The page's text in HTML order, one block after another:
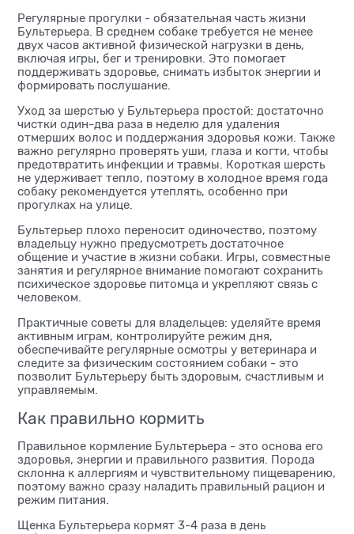
Регулярные прогулки - обязательная часть жизни
Бультерьера. В среднем собаке требуется не менее
двух часов активной физической нагрузки в день,
включая игры, бег и тренировки. Это помогает
поддерживать здоровье, снимать избыток энергии и
формировать послушание.
Уход за шерстью у Бультерьера простой: достаточно
чистки один-два раза в неделю для удаления
отмерших волос и поддержания здоровья кожи. Также
важно регулярно проверять уши, глаза и когти, чтобы
предотвратить инфекции и травмы. Короткая шерсть
не удерживает тепло, поэтому в холодное время года
собаку рекомендуется утеплять, особенно при
прогулках на улице.
Бультерьер плохо переносит одиночество, поэтому
владельцу нужно предусмотреть достаточное
общение и участие в жизни собаки. Игры, совместные
занятия и регулярное внимание помогают сохранить
психическое здоровье питомца и укрепляют связь с
человеком.
Практичные советы для владельцев: уделяйте время
активным играм, контролируйте режим дня,
обеспечивайте регулярные осмотры у ветеринара и
следите за физическим состоянием собаки - это
позволит Бультерьеру быть здоровым, счастливым и
управляемым.
Как правильно кормить
Правильное кормление Бультерьера - это основа его
здоровья, энергии и правильного развития. Порода
склонна к аллергиям и чувствительному пищеварению,
поэтому важно сразу наладить правильный рацион и
режим питания.
Щенка Бультерьера кормят 3-4 раза в день